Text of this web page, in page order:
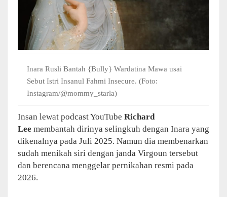
Inara Rusli Bantah {Bully} Wardatina Mawa usai
Sebut Istri Insanul Fahmi Insecure. (Foto:
Instagram/@mommy_starla)
Insan lewat podcast YouTube Richard
Lee membantah dirinya selingkuh dengan Inara yang
dikenalnya pada Juli 2025. Namun dia membenarkan
sudah menikah siri dengan janda Virgoun tersebut
dan berencana menggelar pernikahan resmi pada
2026.